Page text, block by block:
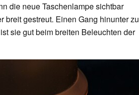
die neue Taschenlampe sichtbar
breit gestreut. Einen Gang hinunter zu
sie gut beim breiten Beleuchten der